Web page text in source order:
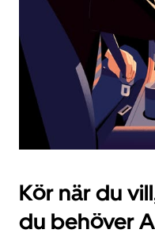
kalendern.
Kör när du
du behöver